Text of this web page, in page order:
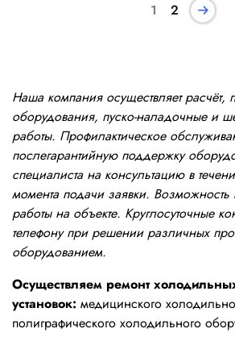
1 2
Наша компания осуществляет расчёт,
оборудования, пуско-наладочные и
работы. Профилактическое
послегарантийную поддержку
специалиста на консультацию в
момента подачи заявки. Возможность
работы на объекте. Круглосуточные
телефону при решении различных
оборудованием.
Осуществляем ремонт
установок: медицинского
полиграфического холодильного